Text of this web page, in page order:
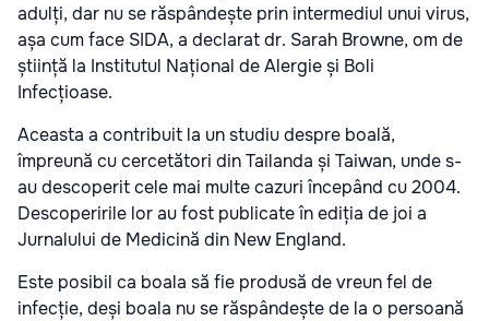
adulți, dar nu se răspândește prin intermediul unui virus,
așa cum face SIDA, a declarat dr. Sarah Browne, om de
știință la Institutul Național de Alergie și Boli
Infecțioase.
Aceasta a contribuit la un studiu despre boală,
împreună cu cercetători din Tailanda și Taiwan, unde s-
au descoperit cele mai multe cazuri începând cu 2004.
Descoperirile lor au fost publicate în ediția de joi a
Jurnalului de Medicină din New England.
Este posibil ca boala să fie produsă de vreun fel de
infecție, deși boala nu se răspândește de la o persoană